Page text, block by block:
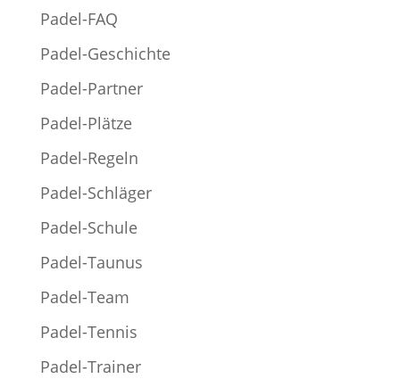
Padel-FAQ
Padel-Geschichte
Padel-Partner
Padel-Plätze
Padel-Regeln
Padel-Schläger
Padel-Schule
Padel-Taunus
Padel-Team
Padel-Tennis
Padel-Trainer